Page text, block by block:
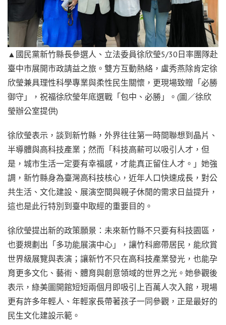
▲國民黨新竹縣長參選人、立法委員徐欣瑩5/30日率團隊赴
臺中市展開市政請益之旅。雙方互動熱絡，盧秀燕除肯定徐
欣瑩兼具理性科學專業與柔性民生關懷，更現場致贈「必勝
御守」，祝福徐欣瑩年底選戰「包中、必勝」。(圖／徐欣
瑩辦公室提供)
徐欣瑩表示，談到新竹縣，外界往往第一時間聯想到晶片、
半導體與高科技產業；然而「科技高薪可以吸引人才，但
是，城市生活一定要有幸福感，才能真正留住人才。」她強
調，新竹縣身為臺灣高科技核心，近年人口快速成長，對公
共生活、文化建設、展演空間與親子休閒的需求日益提升，
這也是此行特別到臺中取經的重要目的。
徐欣瑩提出新的政策願景：未來新竹縣不只要有科技園區，
也要規劃出「多功能展演中心」，讓竹科廊帶居民，能欣賞
世界級展覽與表演；讓新竹不只在高科技產業發光，也能孕
育更多文化、藝術、體育與創意領域的世界之光。她參觀後
表示，綠美圖開館短短兩個月即吸引上百萬人次入館，現場
更有許多年輕人、年輕家長帶著孩子一同參觀，正是最好的
民生文化建設示範。